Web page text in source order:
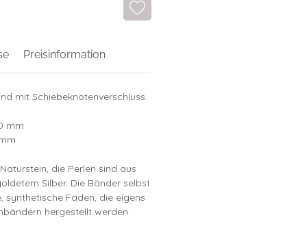
Preisinformation
mit Schiebeknotenverschluss.
mm
die Perlen sind aus
Silber. Die Bänder selbst
synthetische Fäden, die eigens
hergestellt werden.